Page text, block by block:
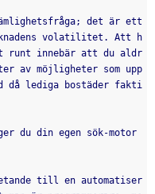
det är ett
volatilitet. Att h
runt innebär att du aldr
av möjligheter som upp
då lediga bostäder fakti
du din egen sök-motor
till en automatiser